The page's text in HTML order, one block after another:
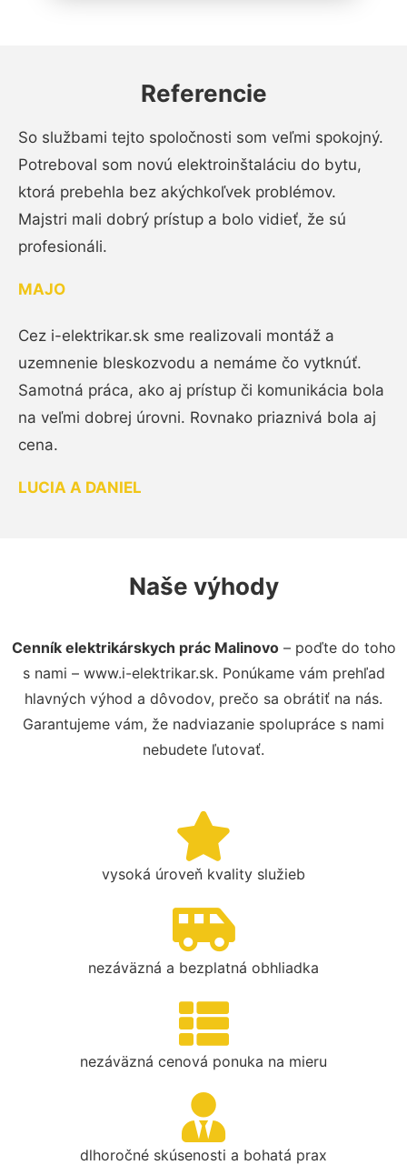
Referencie
So službami tejto spoločnosti som veľmi spokojný.
Potreboval som novú elektroinštaláciu do bytu,
ktorá prebehla bez akýchkoľvek problémov.
Majstri mali dobrý prístup a bolo vidieť, že sú
profesionáli.
MAJO
Cez i-elektrikar.sk sme realizovali montáž a
uzemnenie bleskozvodu a nemáme čo vytknúť.
Samotná práca, ako aj prístup či komunikácia bola
na veľmi dobrej úrovni. Rovnako priaznivá bola aj
cena.
LUCIA A DANIEL
Naše výhody
Cenník elektrikárskych prác Malinovo– poďte do toho
s nami – www.i-elektrikar.sk. Ponúkame vám prehľad
hlavných výhod a dôvodov, prečo sa obrátiť na nás.
Garantujeme vám, že nadviazanie spolupráce s nami
nebudete ľutovať.
vysoká úroveň kvality služieb
nezáväzná a bezplatná obhliadka
nezáväzná cenová ponuka na mieru
dlhoročné skúsenosti a bohatá prax